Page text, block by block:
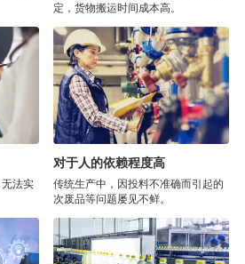
定，货物搬运时间成本高。
法实
对于人的依赖程度高
传统生产中，因投料不准确而引起的
次废品等问题屡见不鲜。